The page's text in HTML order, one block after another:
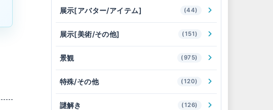
展示[アバター/アイテム] (44)
展示[美術/その他] (151)
景観 (975)
特殊/その他 (120)
謎解き (126)